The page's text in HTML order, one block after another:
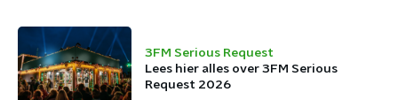
3FM Serious Request
Lees hier alles over 3FM Serious
Request 2026